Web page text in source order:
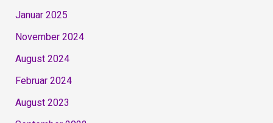
Januar 2025
November 2024
August 2024
Februar 2024
August 2023